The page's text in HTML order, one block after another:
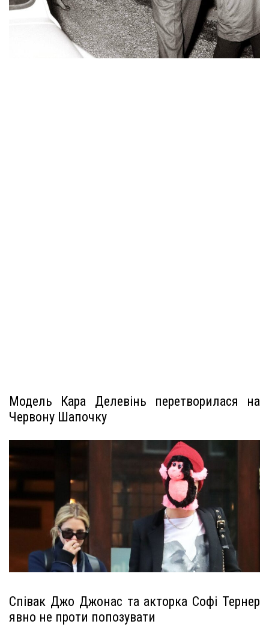
Модель Кара Делевінь перетворилася на
Червону Шапочку
Співак Джо Джонас та акторка Софі Тернер
явно не проти попозувати